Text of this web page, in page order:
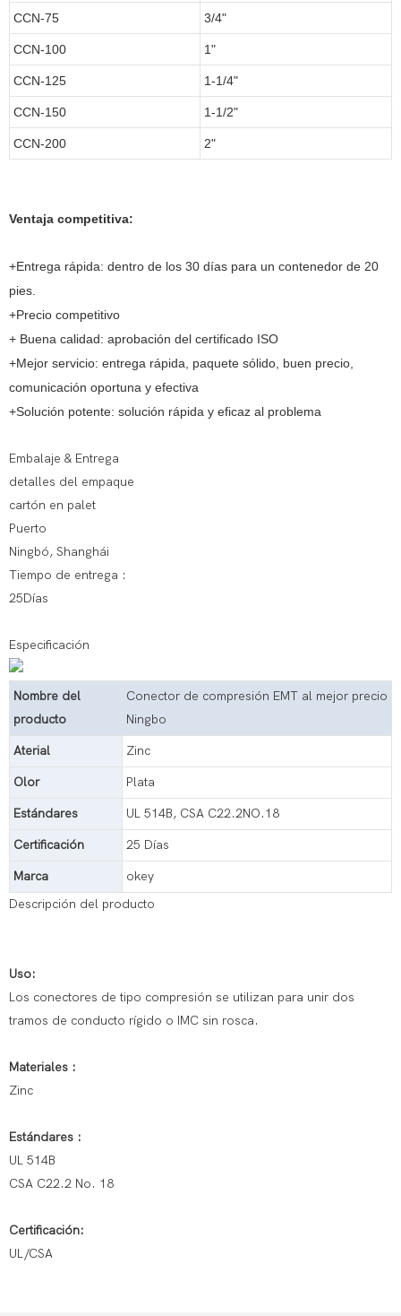
CCN-75 3/4"
CCN-100 1"
CCN-125 1-1/4"
CCN-150 1-1/2"
CCN-200 2"
Ventaja competitiva:
+Entrega rápida: dentro de los 30 días para un contenedor de 20
pies.
+Precio competitivo
+ Buena calidad: aprobación del certificado ISO
+Mejor servicio: entrega rápida, paquete sólido, buen precio,
comunicación oportuna y efectiva
+Solución potente: solución rápida y eficaz al problema
Embalaje & Entrega
detalles del empaque
cartón en palet
Puerto
Ningbó, Shanghái
Tiempo de entrega :
25Días
Especificación
Nombre del
producto
Conector de compresión EMT al mejor precio
Ningbo
Aterial Zinc
Olor Plata
Estándares UL 514B, CSA C22.2NO.18
Certificación 25 Días
Marca
okey
Descripción del producto
Uso:
Los conectores de tipo compresión se utilizan para unir dos
tramos de conducto rígido o IMC sin rosca.
Materiales :
Zinc
Estándares :
UL 514B
CSA C22.2 No. 18
Certificación:
UL/CSA